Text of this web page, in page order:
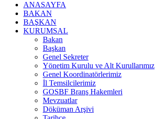
ANASAYFA
BAKAN
BAŞKAN
KURUMSAL
Bakan
Başkan
Genel Sekreter
Yönetim Kurulu ve Alt Kurullarımız
Genel Koordinatörlerimiz
İl Temsilcilerimiz
GOSBF Branş Hakemleri
Mevzuatlar
Döküman Arşivi